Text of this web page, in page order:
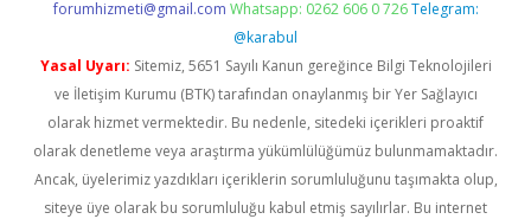
forumhizmeti@gmail.com Whatsapp: 0262 606 0 726 Telegram:
@karabul
Yasal Uyarı: Sitemiz, 5651 Sayılı Kanun gereğince Bilgi Teknolojileri
ve İletişim Kurumu (BTK) tarafından onaylanmış bir Yer Sağlayıcı
olarak hizmet vermektedir. Bu nedenle, sitedeki içerikleri proaktif
olarak denetleme veya araştırma yükümlülüğümüz bulunmamaktadır.
Ancak, üyelerimiz yazdıkları içeriklerin sorumluluğunu taşımakta olup,
siteye üye olarak bu sorumluluğu kabul etmiş sayılırlar. Bu internet